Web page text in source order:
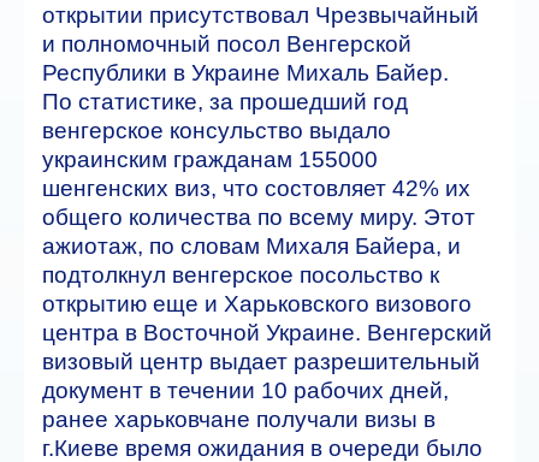
открытии присутствовал Чрезвычайный
и полномочный посол Венгерской
Республики в Украине Михаль Байер.
По статистике, за прошедший год
венгерское консульство выдало
украинским гражданам 155000
шенгенских виз, что состовляет 42% их
общего количества по всему миру. Этот
ажиотаж, по словам Михаля Байера, и
подтолкнул венгерское посольство к
открытию еще и Харьковского визового
центра в Восточной Украине. Венгерский
визовый центр выдает разрешительный
документ в течении 10 рабочих дней,
ранее харьковчане получали визы в
г.Киеве время ожидания в очереди было